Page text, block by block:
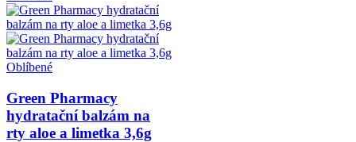
Oblíbené
Green Pharmacy
hydratační balzám na
rty aloe a limetka 3,6g